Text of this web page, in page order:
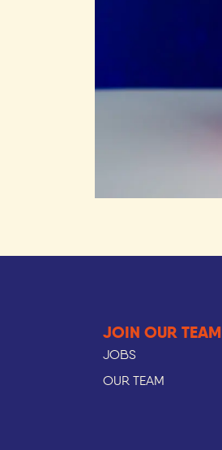
JOIN OUR TEAM
JOBS
OUR TEAM